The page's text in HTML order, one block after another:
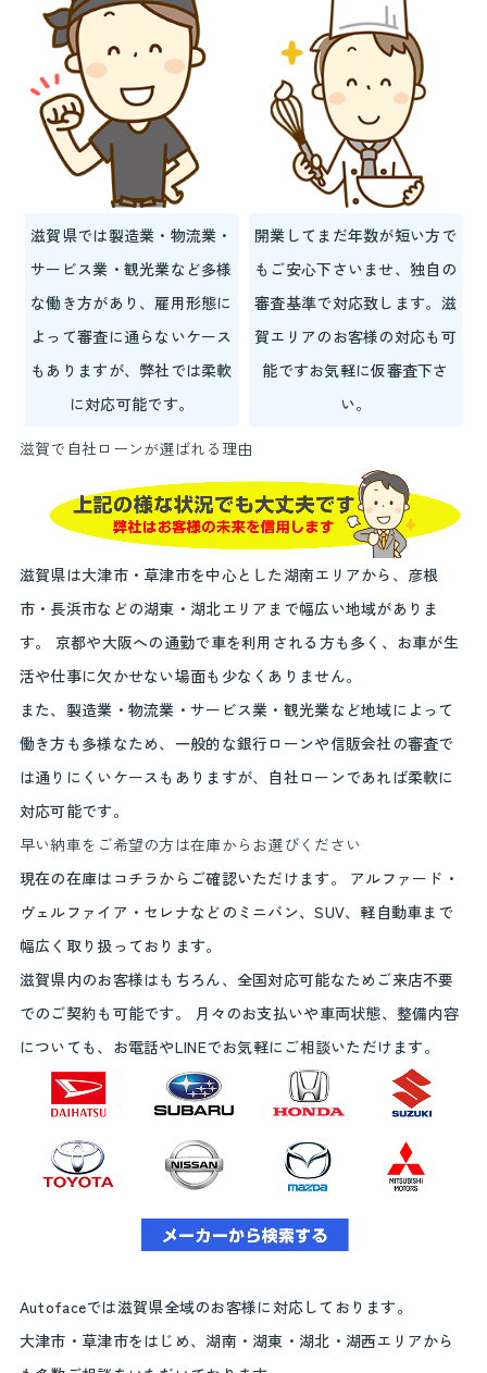
滋賀県では製造業・物流業・
サービス業・観光業など多様
な働き方があり、雇用形態に
よって審査に通らないケース
もありますが、弊社では柔軟
に対応可能です。
開業してまだ年数が短い方で
もご安心下さいませ、独自の
審査基準で対応致します。滋
賀エリアのお客様の対応も可
能ですお気軽に仮審査下さ
い。
滋賀で自社ローンが選ばれる理由
滋賀県は大津市・草津市を中心とした湖南エリアから、彦根
市・長浜市などの湖東・湖北エリアまで幅広い地域がありま
す。 京都や大阪への通勤で車を利用される方も多く、お車が生
活や仕事に欠かせない場面も少なくありません。
また、製造業・物流業・サービス業・観光業など地域によって
働き方も多様なため、一般的な銀行ローンや信販会社の審査で
は通りにくいケースもありますが、自社ローンであれば柔軟に
対応可能です。
早い納車をご希望の方は在庫からお選びください
現在の在庫はコチラからご確認いただけます。 アルファード・
ヴェルファイア・セレナなどのミニバン、SUV、軽自動車まで
幅広く取り扱っております。
滋賀県内のお客様はもちろん、全国対応可能なためご来店不要
でのご契約も可能です。 月々のお支払いや車両状態、整備内容
についても、お電話やLINEでお気軽にご相談いただけます。
Autofaceでは滋賀県全域のお客様に対応しております。
大津市・草津市をはじめ、湖南・湖東・湖北・湖西エリアから